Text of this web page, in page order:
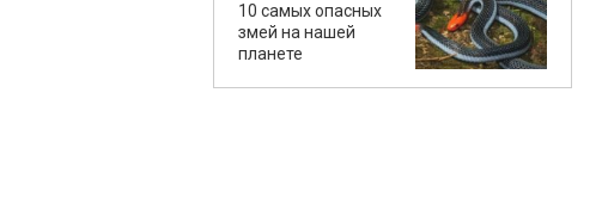
10 самых опасных
змей на нашей
планете